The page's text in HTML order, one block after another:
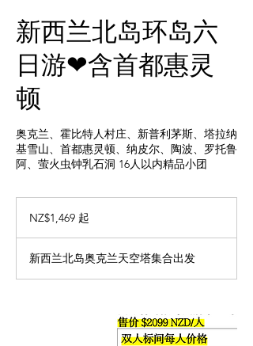
新西兰北岛环岛六
日游❤含首都惠灵
顿
奥克兰、霍比特人村庄、新普利茅斯、塔拉纳
基雪山、首都惠灵顿、纳皮尔、陶波、罗托鲁
阿、萤火虫钟乳石洞 16人以内精品小团
Zealand
起
NZ$1,469 起
新西兰北岛奥克兰天空塔集合出发